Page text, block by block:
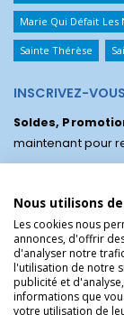
Marie Qui Défait Les
Sainte Thérèse
INSCRIVEZ-
Soldes,
maintenant pour
Nous utilisons
Les cookies nous
annonces, d'offrir
d'analyser notre
l'utilisation de notre
publicité et
informations que
votre utilisation de